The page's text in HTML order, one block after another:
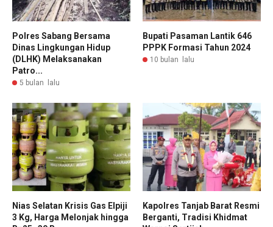
Polres Sabang Bersama
Dinas Lingkungan Hidup
(DLHK) Melaksanakan
Patro...
5 bulan lalu
Bupati Pasaman Lantik 646
PPPK Formasi Tahun 2024
10 bulan lalu
Nias Selatan Krisis Gas Elpiji
3 Kg, Harga Melonjak hingga
Kapolres Tanjab Barat Resmi
Berganti, Tradisi Khidmat